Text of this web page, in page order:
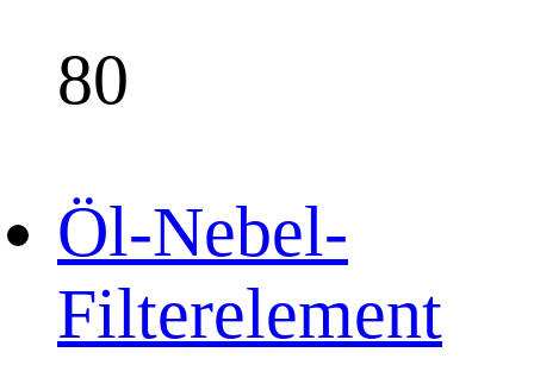
80
Öl-Nebel-
Filterelement